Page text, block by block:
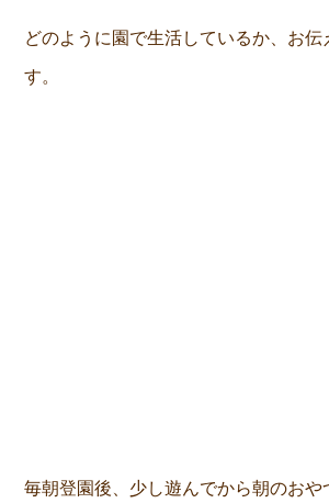
どのように園で生活しているか、お伝
す。
毎朝登園後、少し遊んでから朝のおや